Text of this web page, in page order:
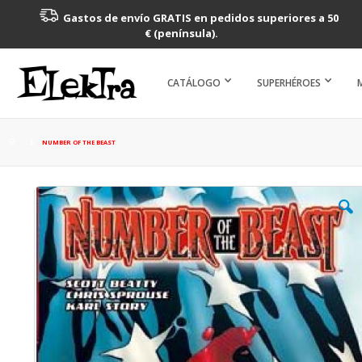
Gastos de envío GRATIS en pedidos superiores a 50
€ (península).
CATÁLOGO SUPERHÉROES
NUMBER OF THE BEAST
Saltar
final
de
la
galería
de
imágenes